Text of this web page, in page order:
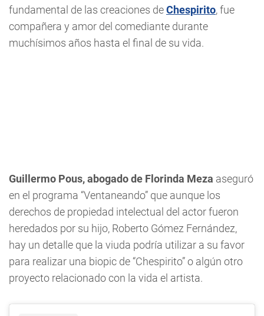
fundamental de las creaciones deChespirito, fue
compañera y amor del comediante durante
muchísimos años hasta el final de su vida.
Guillermo Pous, abogado de Florinda Meza aseguró
en el programa “Ventaneando” que aunque los
derechos de propiedad intelectual del actor fueron
heredados por su hijo, Roberto Gómez Fernández,
hay un detalle que la viuda podría utilizar a su favor
para realizar una biopic de “Chespirito” o algún otro
proyecto relacionado con la vida el artista.